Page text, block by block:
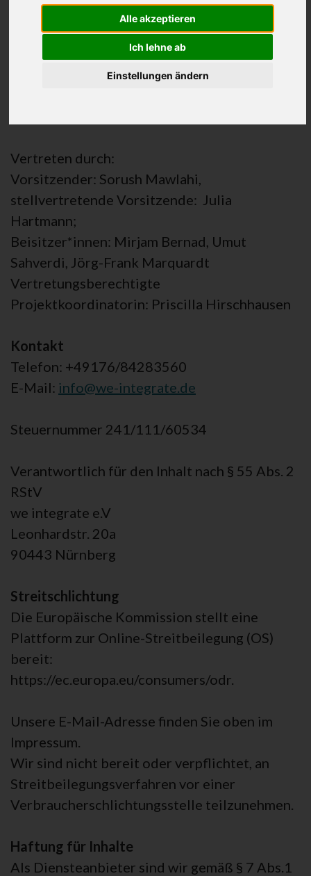
Alle akzeptieren
Ich lehne ab
Einstellungen ändern
We integrate e.V.
Leonhardstr. 20a
Vertreten durch:
Vorsitzender: Sorush Mawlahi,
stellvertretende Vorsitzende: Julia
Hartmann;
Beisitzer*innen: Mirjam Bernad, Umut
Sahverdi, Jörg-Frank Marquardt
Vertretungsberechtigte
Projektkoordinatorin: Priscilla Hirschhausen
Kontakt
Telefon: +49176/84283560
E-Mail: info@we-integrate.de
Steuernummer 241/111/60534
Verantwortlich für den Inhalt nach § 55 Abs. 2
RStV
we integrate e.V
Leonhardstr. 20a
90443 Nürnberg
Streitschlichtung
Die Europäische Kommission stellt eine
Plattform zur Online-Streitbeilegung (OS)
bereit:
https://ec.europa.eu/consumers/odr.
Unsere E-Mail-Adresse finden Sie oben im
Impressum.
Wir sind nicht bereit oder verpflichtet, an
Streitbeilegungsverfahren vor einer
Verbraucherschlichtungsstelle teilzunehmen.
Haftung für Inhalte
Als Diensteanbieter sind wir gemäß § 7 Abs.1